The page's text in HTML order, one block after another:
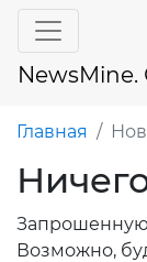
NewsMine.
Главная
Возможно,